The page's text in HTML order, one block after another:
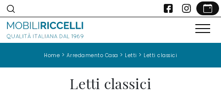
Home > Arredamento Casa > Letti > Letti classici
Letti classici